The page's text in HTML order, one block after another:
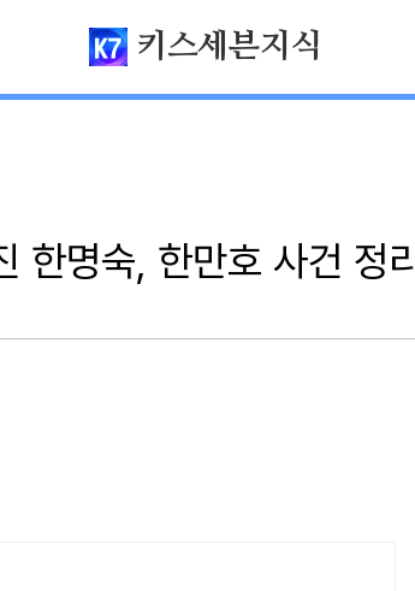
키스세븐지식
한명숙, 한만호 사건 정리